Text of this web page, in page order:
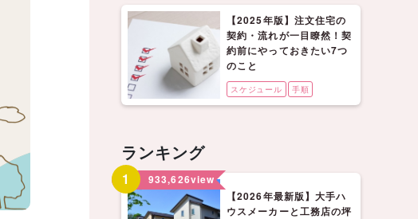
【2025年版】注文住宅の
契約・流れが一目瞭然！契
約前にやっておきたい7つ
のこと
スケジュール 手順
ランキング
1 933,626view
【2026年最新版】大手ハ
ウスメーカーと工務店の坪